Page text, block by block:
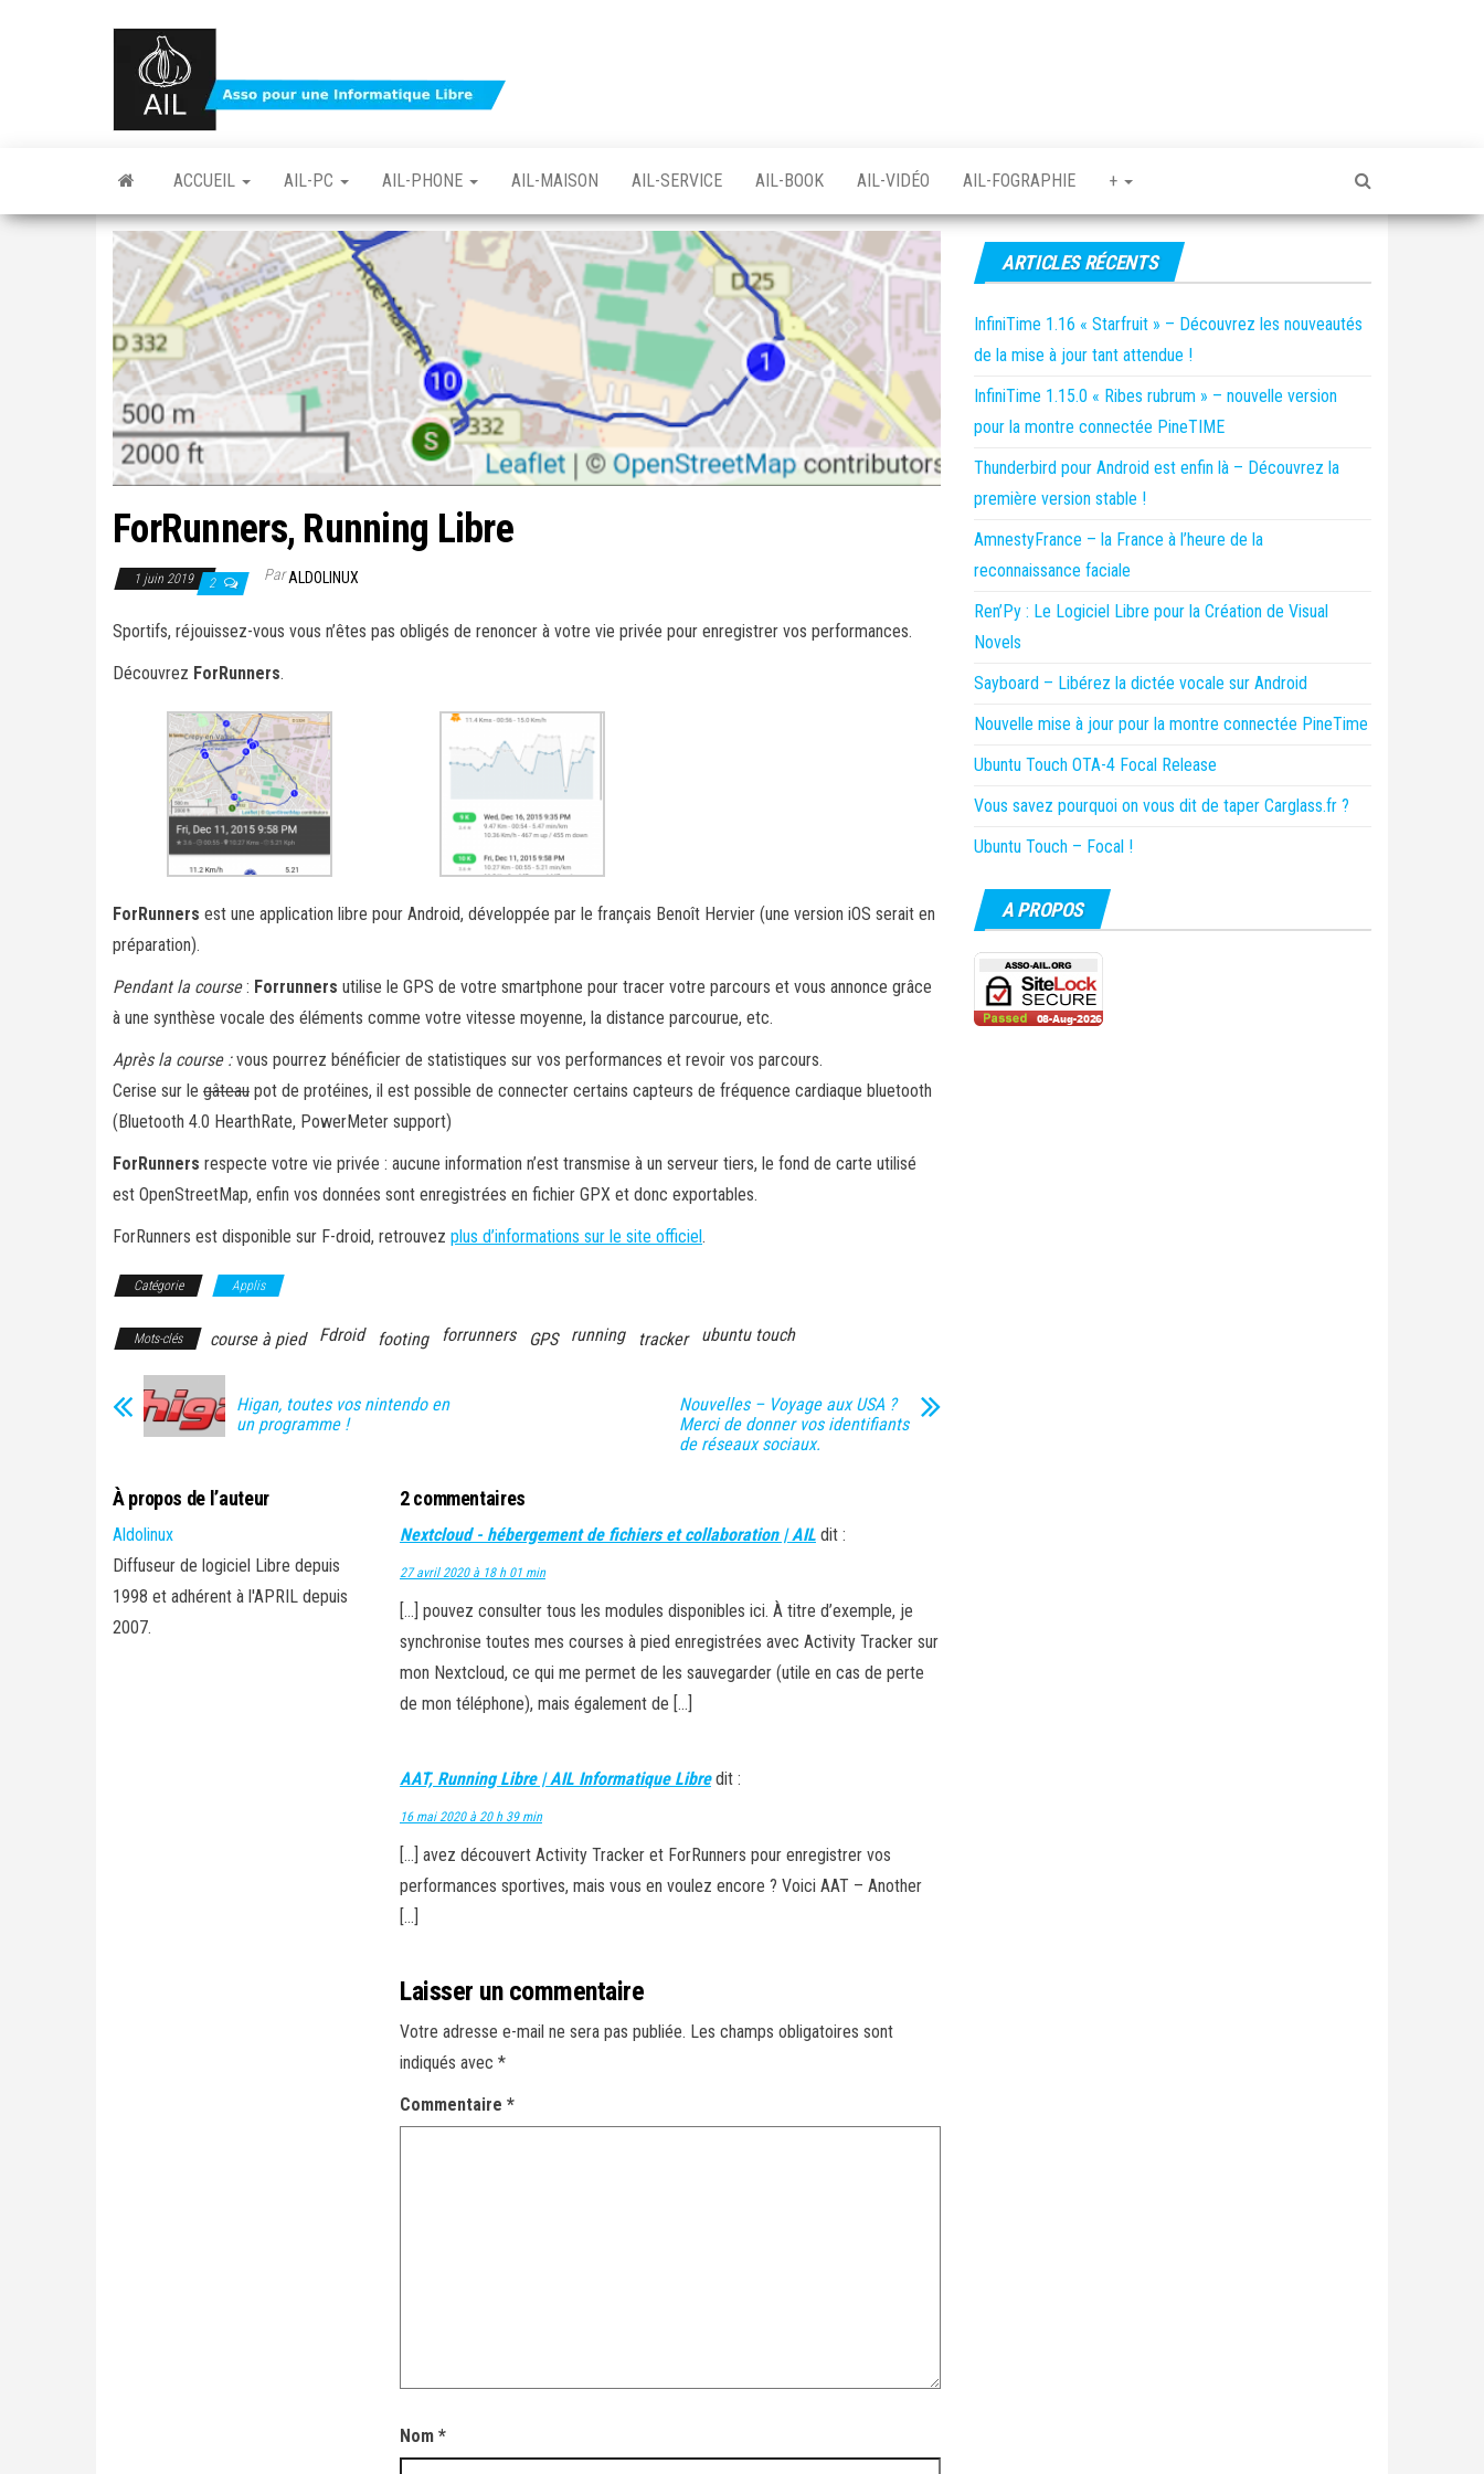
logiciel
libre –
asso AIL
logiciel
ACCUEIL AIL-PC AIL-PHONE AIL-MAISON AIL-SERVICE AIL-BOOK AIL-VIDÉO AIL-FOGRAPHIE +
ForRunners, Running Libre
1 juin 2019 2 ParALDOLINUX
Sportifs, réjouissez-vous vous n’êtes pas obligés de renoncer à votre vie privée pour enregistrer vos performances.
Découvrez ForRunners.
ForRunners est une application libre pour Android, développée par le français Benoît Hervier (une version iOS serait en
préparation).
Pendant la course: Forrunners utilise le GPS de votre smartphone pour tracer votre parcours et vous annonce grâce
à une synthèse vocale des éléments comme votre vitesse moyenne, la distance parcourue, etc.
Après la course :vous pourrez bénéficier de statistiques sur vos performances et revoir vos parcours.
Cerise sur le gâteau pot de protéines, il est possible de connecter certains capteurs de fréquence cardiaque bluetooth
(Bluetooth 4.0 HearthRate, PowerMeter support)
ForRunners respecte votre vie privée : aucune information n’est transmise à un serveur tiers, le fond de carte utilisé
est OpenStreetMap, enfin vos données sont enregistrées en fichier GPX et donc exportables.
ForRunners est disponible sur F-droid, retrouvez plus d’informations sur le site officiel .
Catégorie Applis
Mots-clés course à pied Fdroid footing forrunners GPS running tracker ubuntu touch
Higan, toutes vos nintendo en
un programme !
Nouvelles – Voyage aux USA ?
Merci de donner vos identifiants
de réseaux sociaux.
À propos de l’auteur
Aldolinux
Diffuseur de logiciel Libre depuis
1998 et adhérent à l'APRIL depuis
2007.
2 commentaires
Nextcloud - hébergement de fichiers et collaboration | AIL dit :
27 avril 2020 à 18 h 01 min
[…] pouvez consulter tous les modules disponibles ici. À titre d’exemple, je
synchronise toutes mes courses à pied enregistrées avec Activity Tracker sur
mon Nextcloud, ce qui me permet de les sauvegarder (utile en cas de perte
de mon téléphone), mais également de […]
AAT, Running Libre | AIL Informatique Libre dit :
16 mai 2020 à 20 h 39 min
[…] avez découvert Activity Tracker et ForRunners pour enregistrer vos
performances sportives, mais vous en voulez encore ? Voici AAT – Another
[…]
Laisser un commentaire
Votre adresse e-mail ne sera pas publiée. Les champs obligatoires sont
indiqués avec *
Commentaire *
Nom *
ARTICLES RÉCENTS
InfiniTime 1.16 « Starfruit » – Découvrez les nouveautés
de la mise à jour tant attendue !
InfiniTime 1.15.0 « Ribes rubrum » – nouvelle version
pour la montre connectée PineTIME
Thunderbird pour Android est enfin là – Découvrez la
première version stable !
AmnestyFrance – la France à l’heure de la
reconnaissance faciale
Ren’Py : Le Logiciel Libre pour la Création de Visual
Novels
Sayboard – Libérez la dictée vocale sur Android
Nouvelle mise à jour pour la montre connectée PineTime
Ubuntu Touch OTA-4 Focal Release
Vous savez pourquoi on vous dit de taper Carglass.fr ?
Ubuntu Touch – Focal !
A PROPOS